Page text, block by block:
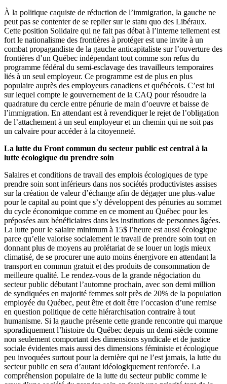
À la politique caquiste de réduction de l’immigration, la gauche ne
peut pas se contenter de se replier sur le statu quo des Libéraux.
Cette position Solidaire qui ne fait pas débat à l’interne tellement est
fort le nationalisme des frontières à protéger est une invite à un
combat propagandiste de la gauche anticapitaliste sur l’ouverture des
frontières d’un Québec indépendant tout comme son refus du
programme fédéral du semi-esclavage des travailleurs temporaires
liés à un seul employeur. Ce programme est de plus en plus
populaire auprès des employeurs canadiens et québécois. C’est lui
sur lequel compte le gouvernement de la CAQ pour résoudre la
quadrature du cercle entre pénurie de main d’oeuvre et baisse de
l’immigration. En attendant est à revendiquer le rejet de l’obligation
de l’attachement à un seul employeur et un chemin qui ne soit pas
un calvaire pour accéder à la citoyenneté.
La lutte du Front commun du secteur public est central à la
lutte écologique du prendre soin
Salaires et conditions de travail des emplois écologiques de type
prendre soin sont inférieurs dans nos sociétés productivistes assises
sur la création de valeur d’échange afin de dégager une plus-value
pour le capital au point que s’y développent des pénuries au sommet
du cycle économique comme en ce moment au Québec pour les
préposées aux bénéficiaires dans les institutions de personnes âgées.
La lutte pour le salaire minimum à 15$ l’heure est aussi écologique
parce qu’elle valorise socialement le travail de prendre soin tout en
donnant plus de moyens au prolétariat de se louer un logis mieux
climatisé, de se procurer une auto moins énergivore en attendant la
transport en commun gratuit et des produits de consommation de
meilleure qualité. Le rendez-vous de la grande négociation du
secteur public débutant l’automne prochain, avec son demi million
de syndiquées en majorité femmes soit près de 20% de la population
employée du Québec, peut être et doit être l’occasion d’une remise
en question politique de cette hiérarchisation contraire à tout
humanisme. Si la gauche présente cette grande rencontre qui marque
sporadiquement l’histoire du Québec depuis un demi-siècle comme
non seulement comportant des dimensions syndicale et de justice
sociale évidentes mais aussi des dimensions féministe et écologique
peu invoquées surtout pour la dernière qui ne l’est jamais, la lutte du
secteur public en sera d’autant idéologiquement renforcée. La
compréhension populaire de la lutte du secteur public comme le